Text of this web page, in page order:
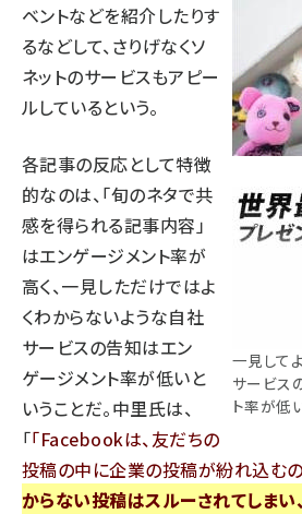
一見して
サービス
ト率が低
ベントなどを紹介したりす
るなどして、さりげなくソ
ネットのサービスもアピー
ルしているという。
各記事の反応として特徴
的なのは、「旬のネタで共
感を得られる記事内容」
はエンゲージメント率が
高く、一見しただけではよ
くわからないような自社
サービスの告知はエン
ゲージメント率が低いと
いうことだ。中里氏は、
「 Facebookは、友だちの
投稿の中に企業の投稿が紛れ込むの
からない投稿はスルーされてしまい